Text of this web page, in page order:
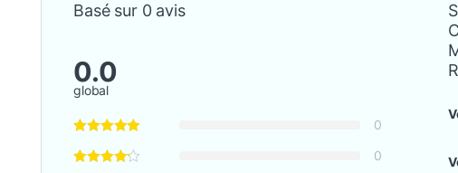
Basé sur 0 avis
0.0
global
0
0